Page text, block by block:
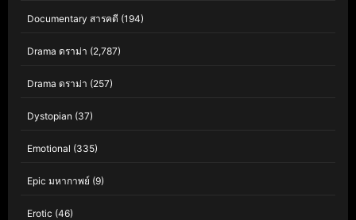
Documentary สารคดี (194)
Drama ดราม่า (2,787)
Drama ดราม่า (257)
Dystopian (37)
Emotional (335)
Epic มหากาพย์ (9)
Erotic (46)